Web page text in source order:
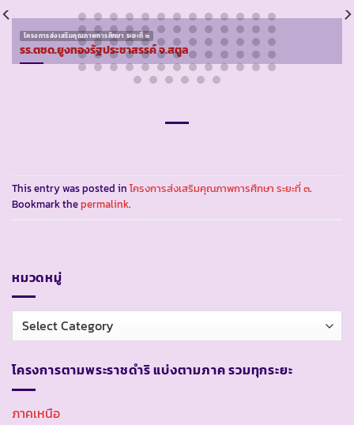
โครงการส่งเสริมคุณภาพการศึกษา ระยะที่ ๓
รร.ตชด.ยูงทองรัฐประชาสรรค์ จ.สตูล
This entry was posted in โครงการส่งเสริมคุณภาพการศึกษา ระยะที่ ๓.
Bookmark thepermalink.
หมวดหมู่
หมวด
หมู่
โครงการตามพระราชดำริ แบ่งตามภาค รวมทุกระยะ
ภาคเหนือ